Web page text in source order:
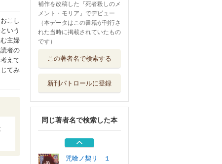
こし
いう
主婦
者の
えて
てみ
補作を改稿した『死者殺しのメ
メント・モリア』でデビュー
（本データはこの書籍が刊行さ
れた当時に掲載されていたもの
です）
この著者名で検索する
新刊パトロールに登録
同じ著者名で検索した本
３
その不動産、条件
ＫＡＤＯＫＡＷＡ
後宮食医の薬膳帖
廃姫は毒を喰...
ＫＡＤＯＫＡＷＡ
咒喰ノ契リ １